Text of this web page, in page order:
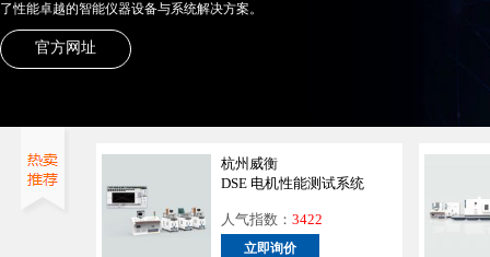
了性能卓越的智能仪器设备与系统解决方案。
官方网址
杭州威衡
DSE 电机性能测试系统
人气指数： 3422
立即询价